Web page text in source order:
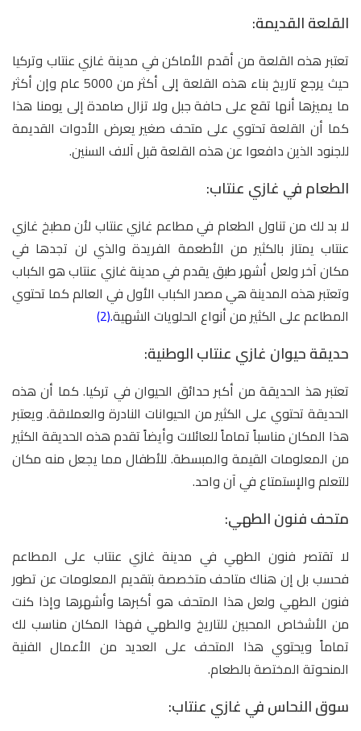
القلعة القديمة:
تعتبر هذه القلعة من أقدم الأماكن في مدينة غازي عنتاب وتركيا
حيث يرجع تاريخ بناء هذه القلعة إلى أكثر من 5000 عام وإن أكثر
ما يميزها أنها تقع على حافة جبل ولا تزال صامدة إلى يومنا هذا
كما أن القلعة تحتوي على متحف صغير يعرض الأدوات القديمة
للجنود الذين دافعوا عن هذه القلعة قبل آلاف السنين.
الطعام في غازي عنتاب:
لا بد لك من تناول الطعام في مطاعم غازي عنتاب لأن مطبخ غازي
عنتاب يمتاز بالكثير من الأطعمة الفريدة والذي لن تجدها في
مكان آخر ولعل أشهر طبق يقدم في مدينة غازي عنتاب هو الكباب
وتعتبر هذه المدينة هي مصدر الكباب الأول في العالم كما تحتوي
المطاعم على الكثير من أنواع الحلويات الشهية.(2)
حديقة حيوان غازي عنتاب الوطنية:
تعتبر هذ الحديقة من أكبر حدائق الحيوان في تركيا. كما أن هذه
الحديقة تحتوي على الكثير من الحيوانات النادرة والعملاقة. ويعتبر
هذا المكان مناسباً تماماً للعائلات وأيضاً تقدم هذه الحديقة الكثير
من المعلومات القيمة والمبسطة. للأطفال مما يجعل منه مكان
للتعلم والإستمتاع في آن واحد.
متحف فنون الطهي:
لا تقتصر فنون الطهي في مدينة غازي عنتاب على المطاعم
فحسب بل إن هناك متاحف متخصصة بتقديم المعلومات عن تطور
فنون الطهي ولعل هذا المتحف هو أكبرها وأشهرها وإذا كنت
من الأشخاص المحبين للتاريخ والطهي فهذا المكان مناسب لك
تماماً ويحتوي هذا المتحف على العديد من الأعمال الفنية
المنحوتة المختصة بالطعام.
سوق النحاس في غازي عنتاب: